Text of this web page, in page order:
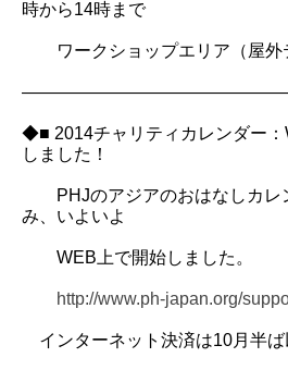
時から14時まで
ワークショップエリア（屋外
◆■ 2014チャリティカレンダー
しました！
PHJのアジアのおはなしカレ
み、いよいよ
WEB上で開始しました。
http://www.ph-japan.org/
インターネット決済は10月半ば